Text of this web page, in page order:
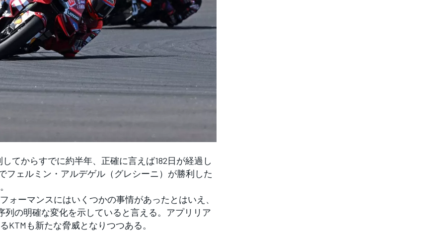
てからすでに約半年、正確に言えば182日が経過し
フェルミン・アルデゲル（グレシーニ）が勝利した
ーマンスにはいくつかの事情があったとはいえ、
列の明確な変化を示していると言える。アプリリア
KTMも新たな脅威となりつつある。